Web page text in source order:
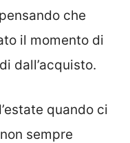
che
il momento di
dall’acquisto.
quando ci
sempre